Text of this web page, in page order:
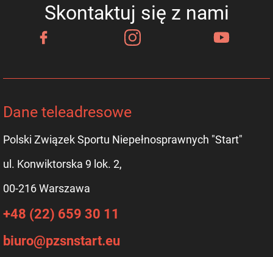
Skontaktuj się z nami
Dane teleadresowe
Polski Związek Sportu Niepełnosprawnych "Start"
ul. Konwiktorska 9 lok. 2,
00-216 Warszawa
+48 (22) 659 30 11
biuro@pzsnstart.eu